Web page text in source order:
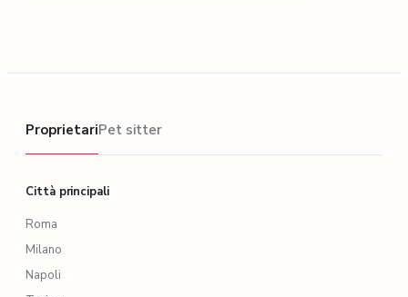
Proprietari
ProprietariPet sitter
Città principali
Roma
Milano
Napoli